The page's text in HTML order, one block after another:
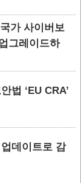
가 사이버보
그레이드하
법 ‘EU CRA’
데이트로 감